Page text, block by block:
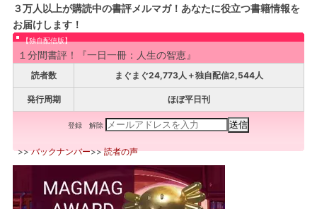
３万人以上が購読中の書評メルマガ！あなたに役立つ書籍情報を
お届けします！
【独自配信版】
１分間書評！『一日一冊：人生の智恵』
読者数 まぐまぐ24,773人＋独自配信2,544人
発行周期 ほぼ平日刊
登録 解除
>>バックナンバー>>読者の声